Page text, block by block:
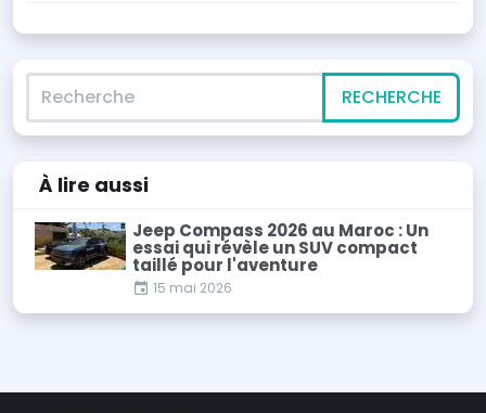
Recherche
RECHERCHE
À lire aussi
Jeep Compass 2026 au Maroc : Un
essai qui révèle un SUV compact
taillé pour l'aventure
15 mai 2026